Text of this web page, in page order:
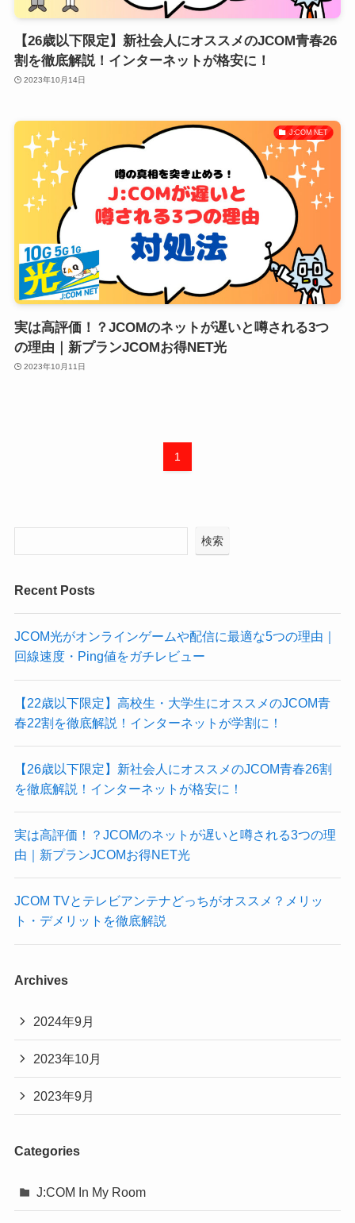
【26歳以下限定】新社会人にオススメのJCOM青春26
割を徹底解説！インターネットが格安に！
2023年10月14日
J:COM NET
実は高評価！？JCOMのネットが遅いと噂される3つ
の理由｜新プランJCOMお得NET光
2023年10月11日
1
検索
Recent Posts
JCOM光がオンラインゲームや配信に最適な5つの理由｜
回線速度・Ping値をガチレビュー
【22歳以下限定】高校生・大学生にオススメのJCOM青
春22割を徹底解説！インターネットが学割に！
【26歳以下限定】新社会人にオススメのJCOM青春26割
を徹底解説！インターネットが格安に！
実は高評価！？JCOMのネットが遅いと噂される3つの理
由｜新プランJCOMお得NET光
JCOM TVとテレビアンテナどっちがオススメ？メリッ
ト・デメリットを徹底解説
Archives
2024年9月
2023年10月
2023年9月
Categories
J:COM In My Room